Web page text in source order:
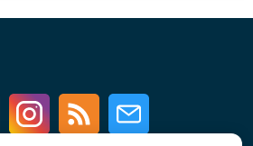
Youtube InstagramRSS Newsletter